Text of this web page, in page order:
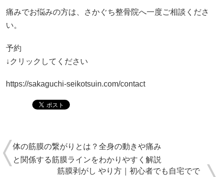
痛みでお悩みの方は、さかぐち整骨院へ一度ご相談くださ
い。
予約
↓クリックしてください
https://sakaguchi-seikotsuin.com/contact
体の筋膜の繋がりとは？全身の動きや痛み
と関係する筋膜ラインをわかりやすく解説
筋膜剥がし やり方｜初心者でも自宅でで